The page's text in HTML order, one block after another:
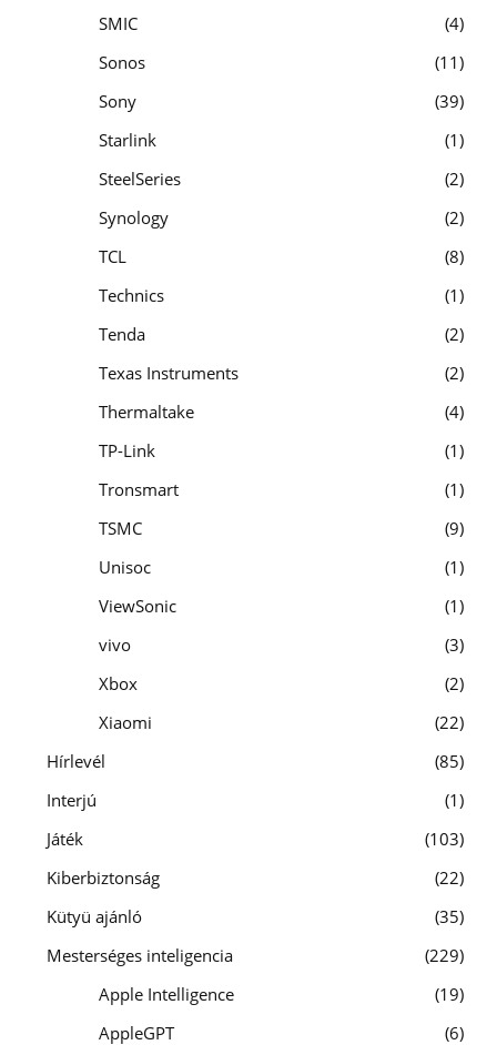
SMIC
4
Sonos
11
Sony
39
Starlink
1
SteelSeries
2
Synology
2
TCL
8
Technics
1
Tenda
2
Texas Instruments
2
Thermaltake
4
TP-Link
1
Tronsmart
1
TSMC
9
Unisoc
1
ViewSonic
1
vivo
3
Xbox
2
Xiaomi
22
Hírlevél
85
Interjú
1
Játék
103
Kiberbiztonság
22
Kütyü ajánló
35
Mesterséges inteligencia
229
Apple Intelligence
19
AppleGPT
6